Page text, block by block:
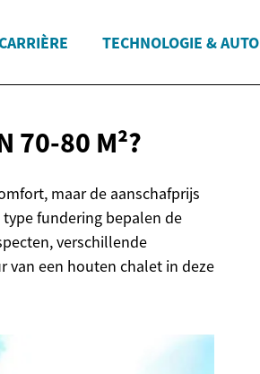
TECHNOLOGIE & AUTO
70-80 M²?
maar de aanschafprijs
fundering bepalen de
verschillende
van een houten chalet in deze